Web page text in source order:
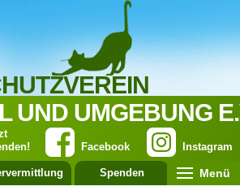
UND UMGEBUNG
Instagram
Facebook
Spenden Menü